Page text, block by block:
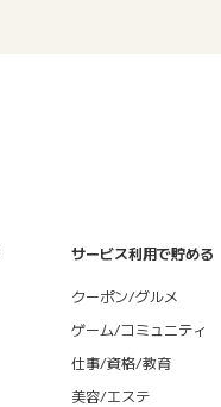
サービス利用で貯める
クーポン/グルメ
ゲーム/コミュニティ
仕事/資格/教育
美容/エステ